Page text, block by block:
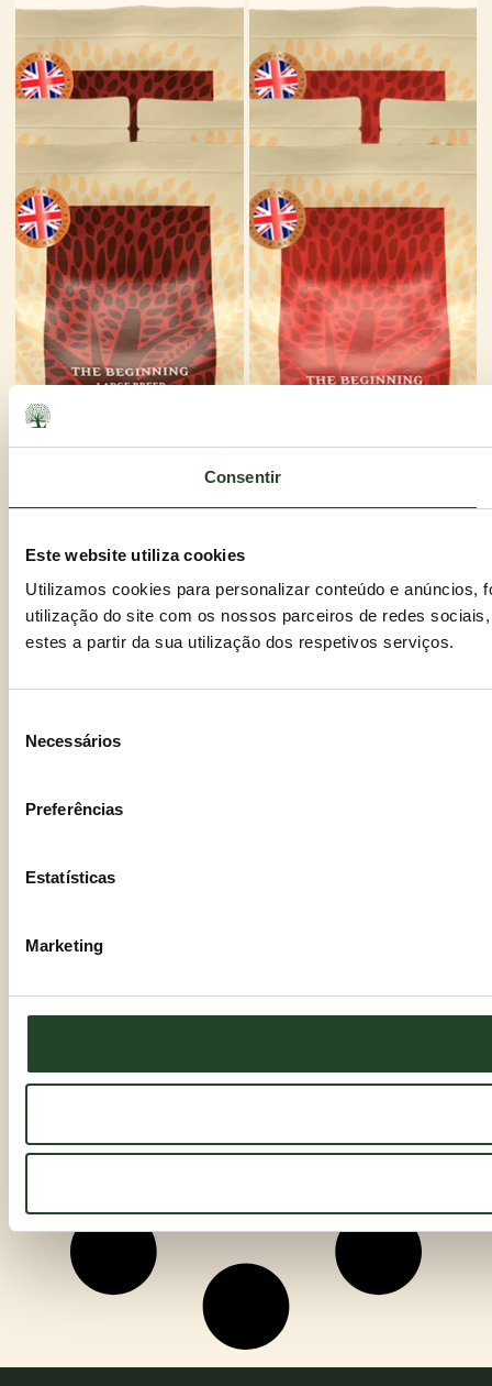
Consentir
Este website utiliza cookies
Utilizamos cookies para personalizar conteúdo e anúncios,
utilização do site com os nossos parceiros de redes
estes a partir da sua utilização dos respetivos serviços.
Necessários
Preferências
Estatísticas
Marketing
Our Finest BRITISH WELFARE KITCHEN
4 x 2,5KG ESSENTIAL THE
BEGINNING LARGE BREED UK
79%
SEM CEREAIS – APROVADO-BOF
AÑADIR AL CARRITO
4 x 2,5KG ESSENTIAL THE
BEGINNING UK
90%